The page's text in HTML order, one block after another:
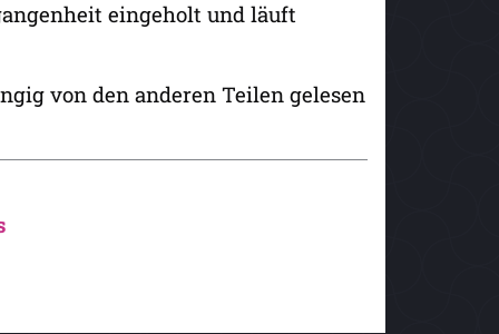
eingeholt und läuft
von den anderen Teilen gelesen